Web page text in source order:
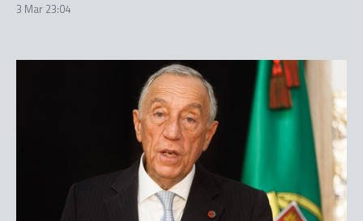
3 Mar 23:04